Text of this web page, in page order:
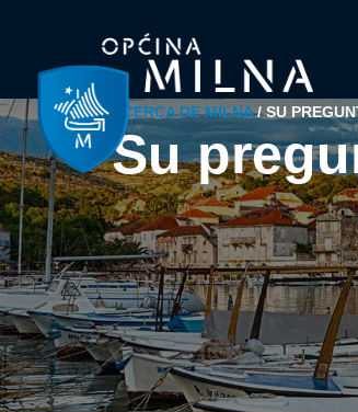
ACERCA DE MILNA/SU
Su